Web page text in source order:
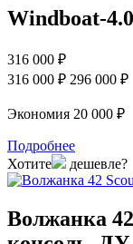
Windboat-
316 000 ₽
316 000 ₽ 296 000 ₽
Экономия 20 000 ₽
Подробнее
Хотите
дешевле?
Волжанка